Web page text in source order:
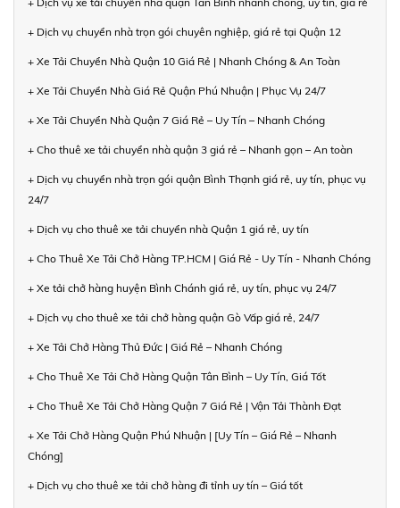
+ Dịch vụ chuyển nhà trọn gói chuyên nghiệp, giá rẻ tại Quận 12
+ Xe Tải Chuyển Nhà Quận 10 Giá Rẻ | Nhanh Chóng & An Toàn
+ Xe Tải Chuyển Nhà Giá Rẻ Quận Phú Nhuận | Phục Vụ 24/7
+ Xe Tải Chuyển Nhà Quận 7 Giá Rẻ – Uy Tín – Nhanh Chóng
+ Cho thuê xe tải chuyển nhà quận 3 giá rẻ – Nhanh gọn – An toàn
+ Dịch vụ chuyển nhà trọn gói quận Bình Thạnh giá rẻ, uy tín, phục vụ
24/7
+ Dịch vụ cho thuê xe tải chuyển nhà Quận 1 giá rẻ, uy tín
+ Cho Thuê Xe Tải Chở Hàng TP.HCM | Giá Rẻ - Uy Tín - Nhanh Chóng
+ Xe tải chở hàng huyện Bình Chánh giá rẻ, uy tín, phục vụ 24/7
+ Dịch vụ cho thuê xe tải chở hàng quận Gò Vấp giá rẻ, 24/7
+ Xe Tải Chở Hàng Thủ Đức | Giá Rẻ – Nhanh Chóng
+ Cho Thuê Xe Tải Chở Hàng Quận Tân Bình – Uy Tín, Giá Tốt
+ Cho Thuê Xe Tải Chở Hàng Quận 7 Giá Rẻ | Vận Tải Thành Đạt
+ Xe Tải Chở Hàng Quận Phú Nhuận | [Uy Tín – Giá Rẻ – Nhanh
Chóng]
+ Dịch vụ cho thuê xe tải chở hàng đi tỉnh uy tín – Giá tốt